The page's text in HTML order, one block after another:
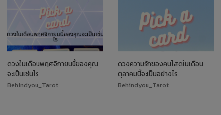
ดวงในเดือนพฤศจิกายนนี้ของคุณ
จะเป็นเช่นไร
Behindyou_Tarot
ดวงความรักของคนโสดในเดือน
ตุลาคมนี้จะเป็นอย่างไร
Behindyou_Tarot